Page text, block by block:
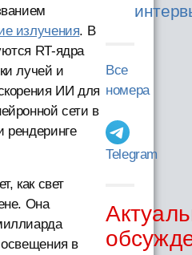
излучения. В
RT-ядра
лучей и
ИИ для
сети в
рендеринге
как свет
Она
освещения в
Все
номера
Telegram